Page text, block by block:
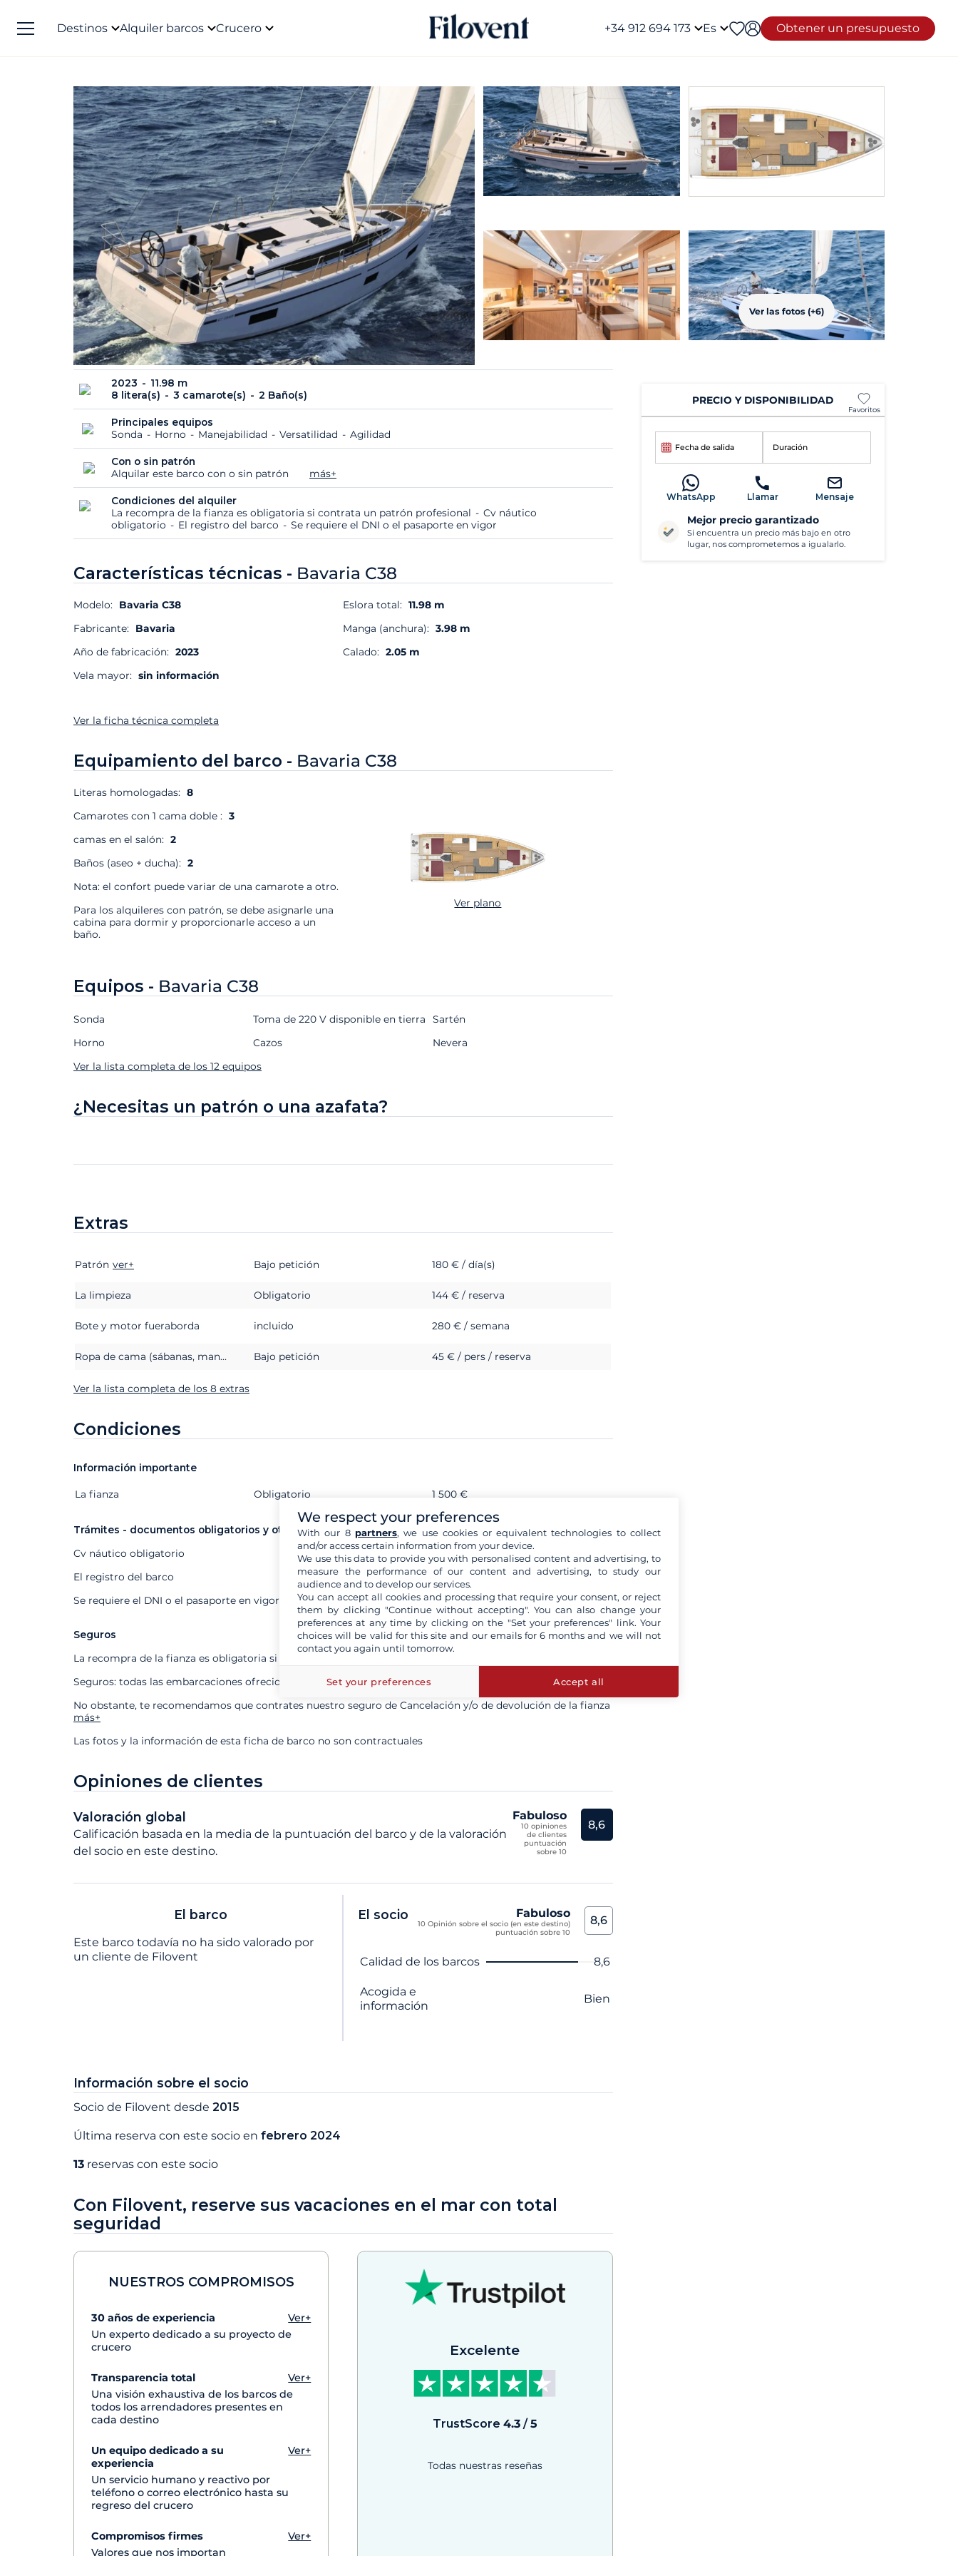
Destinos Alquiler barcos Crucero +34 912 694 173 Es Obtener un presupuesto
Ver las fotos (+6)
2023
11.98 m
8 litera(s)
3 camarote(s) 2 Baño(s)
Principales equipos
Sonda
Horno Manejabilidad Versatilidad Agilidad
Con o sin patrón
Alquilar este barco con o sin patrón
más+
Condiciones del alquiler
La recompra de la fianza es obligatoria si contrata un patrón profesional
Cv náutico
obligatorio
El registro del barco Se requiere el DNI o el pasaporte en vigor
Características técnicas - Bavaria C38
Modelo: Bavaria C38
Fabricante: Bavaria
Año de fabricación: 2023
Vela mayor: sin información
Eslora total: 11.98 m
Manga (anchura): 3.98 m
Calado: 2.05 m
Ver la ficha técnica completa
Equipamiento del barco - Bavaria C38
Literas homologadas: 8
Camarotes con 1 cama doble : 3
camas en el salón: 2
Baños (aseo + ducha): 2
Nota: el confort puede variar de una camarote a otro.
Para los alquileres con patrón, se debe asignarle una
cabina para dormir y proporcionarle acceso a un
baño.
Ver plano
Equipos - Bavaria C38
Sonda
Horno
Toma de 220 V disponible en tierra
Cazos
Sartén
Nevera
Ver la lista completa de los 12 equipos
¿Necesitas un patrón o una azafata?
Extras
Extras Estado
Patrón ver+ Bajo petición 180 € / día(s)
La limpieza Obligatorio 144 € / reserva
Bote y motor fueraborda incluido 280 € / semana
Ropa de cama (sábanas, mantas o edredones, almohadas y fundas de almohada) Bajo petición 45 € / pers / reserva
Ver la lista completa de los 8 extras
Condiciones
Información importante
Extras Estado
La fianza Obligatorio 1 500 €
Trámites - documentos obligatorios y otros
Cv náutico obligatorio
El registro del barco
Se requiere el DNI o el pasaporte en vigor
Seguros
La recompra de la fianza es obligatoria si contrata un patrón profesional
Seguros: todas las embarcaciones ofrecidas están aseguradas a todo riesgo
No obstante, te recomendamos que contrates nuestro seguro de Cancelación y/o de devolución de la fianza
más+
Las fotos y la información de esta ficha de barco no son contractuales
Opiniones de clientes
Valoración global
Calificación basada en la media de la puntuación del barco y de la valoración
del socio en este destino.
Fabuloso
10 opiniones
de clientes
puntuación
sobre 10
8,6
El barco
Este barco todavía no ha sido valorado por
un cliente de Filovent
El socio Fabuloso
10 Opinión sobre el socio (en este destino)
puntuación sobre 10
8,6
Nombre del criterio Nota
Calidad de los barcos 8,6
Acogida e
información
Bien
Información sobre el socio
Socio de Filovent desde 2015
Última reserva con este socio en febrero 2024
13 reservas con este socio
Con Filovent, reserve sus vacaciones en el mar con total
seguridad
NUESTROS COMPROMISOS
30 años de experiencia
Ver+
Un experto dedicado a su proyecto de
crucero
Transparencia total
Ver+
Una visión exhaustiva de los barcos de
todos los arrendadores presentes en
cada destino
Un equipo dedicado a su
experiencia
Ver+
Un servicio humano y reactivo por
teléfono o correo electrónico hasta su
regreso del crucero
Compromisos firmes
Ver+
Valores que nos importan
Excelente
TrustScore 4.3/5
Todas nuestras reseñas
PRECIO Y DISPONIBILIDAD
Favoritos
Fecha de salida Duración
WhatsApp Llamar Mensaje
Mejor precio garantizado
Si encuentra un precio más bajo en otro
lugar, nos comprometemos a igualarlo.
We respect your preferences
With our 8 partners, we use cookies or equivalent technologies to collect
and/or access certain information from your device.
We use this data to provide you with personalised content and advertising, to
measure the performance of our content and advertising, to study our
audience and to develop our services.
You can accept all cookies and processing that require your consent, or reject
them by clicking "Continue without accepting". You can also change your
preferences at any time by clicking on the "Set your preferences" link. Your
choices will be valid for this site and our emails for 6 months and we will not
contact you again until tomorrow.
Set your preferences Accept all